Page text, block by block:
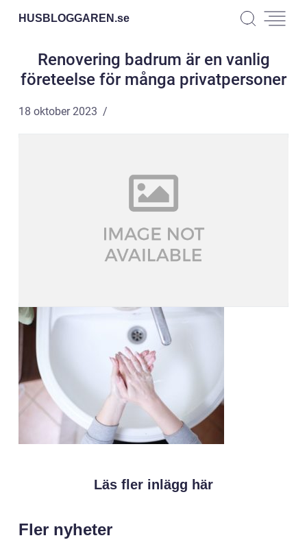
HUSBLOGGAREN.se
Renovering badrum är en vanlig
företeelse för många privatpersoner
18 oktober 2023
Läs fler inlägg här
Fler nyheter